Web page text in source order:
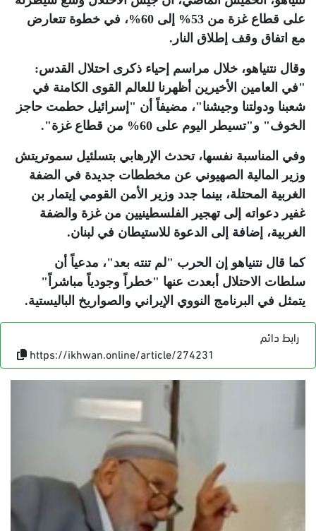
على قطاع غزة من 53% إلى 60%، في خطوة تتعارض
مع اتفاق وقف إطلاق النار .
وقال نتنياهو، خلال مراسم إحياء ذكرى احتلال القدس:
"في العامين الأخيرين أظهرنا للعالم القوى الكامنة في
شعبنا ودولتنا وجيشنا"، مضيفاً أن "إسرائيل حطمت حاجز
الخوف" و"تسيطر اليوم على 60% من قطاع غزة"
.
وفي المناسبة نفسها، تحدث الإرهابي بتسلئيل سموتريتش
وزير المالية الصهيوني عن مخططات جديدة في الضفة
الغربية المحتلة، بينما جدد وزير الأمن القومي إيتمار بن
غفير دعواته إلى تهجير الفلسطينيين من غزة والضفة
الغربية، إضافة إلى الدعوة للاستيطان في لبنان.
كما قال نتنياهو إن الحرب "لم تنته بعد"، مدعياً أن
سلطات الاحتلال أبعدت عنها "خطراً وجودياً مباشراً"
يتمثل في البرنامج النووي الإيراني والصواريخ الباليستية.
رابط دائم
https://ikhwan.online/article/274231